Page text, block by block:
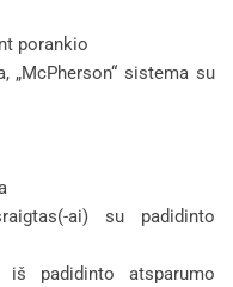
porankio
„McPherson“ sistema su
ai) su padidinto
iš padidinto atsparumo